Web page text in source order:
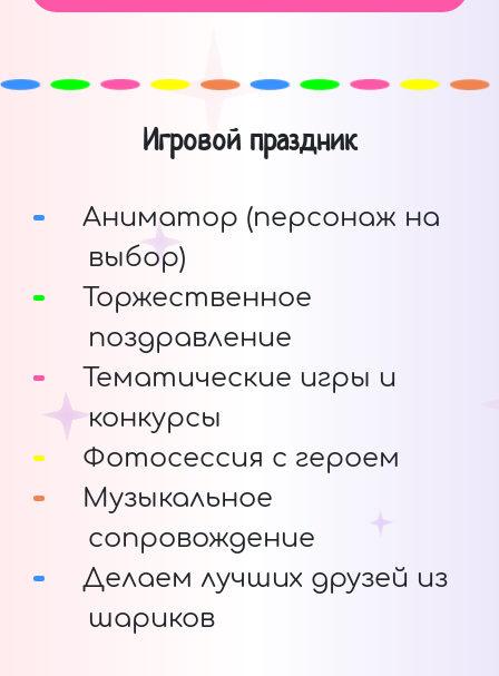
Игровой праздник
Аниматор (персонаж на
выбор)
Торжественное
поздравление
Тематические игры и
конкурсы
Фотосессия с героем
Музыкальное
сопровождение
Делаем лучших друзей из
шариков